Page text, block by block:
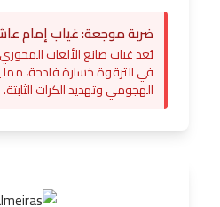
ضربة موجعة: غياب إمام
يُعد غياب صانع الألعاب
في الترقوة خسارة فادحة، مما
الهجومي وتهديد الكرات الثابتة.